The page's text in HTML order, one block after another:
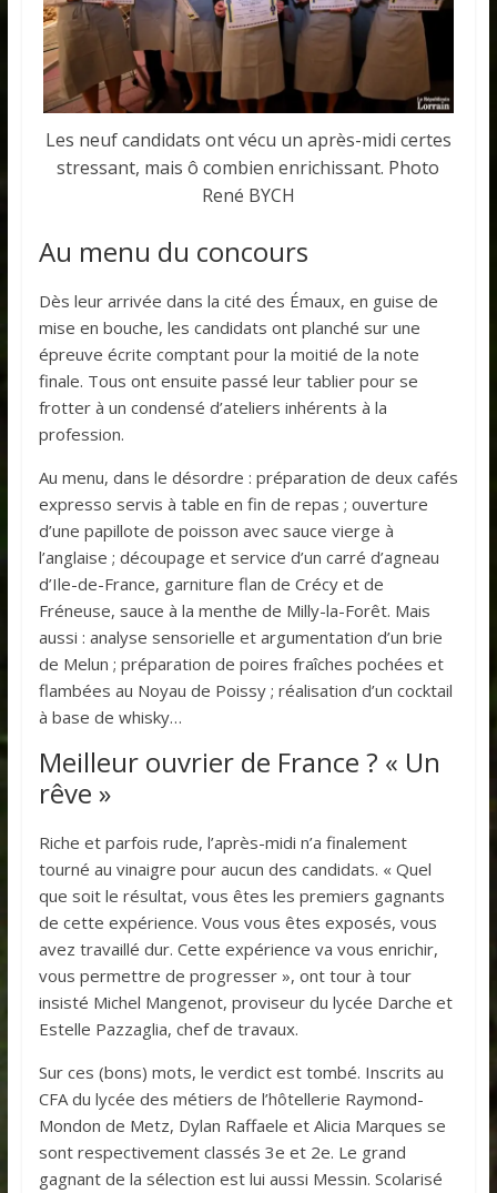
Les neuf candidats ont vécu un après-midi certes
stressant, mais ô combien enrichissant. Photo
René BYCH
Au menu du concours
Dès leur arrivée dans la cité des Émaux, en guise de
mise en bouche, les candidats ont planché sur une
épreuve écrite comptant pour la moitié de la note
finale. Tous ont ensuite passé leur tablier pour se
frotter à un condensé d’ateliers inhérents à la
profession.
Au menu, dans le désordre : préparation de deux cafés
expresso servis à table en fin de repas ; ouverture
d’une papillote de poisson avec sauce vierge à
l’anglaise ; découpage et service d’un carré d’agneau
d’Ile-de-France, garniture flan de Crécy et de
Fréneuse, sauce à la menthe de Milly-la-Forêt. Mais
aussi : analyse sensorielle et argumentation d’un brie
de Melun ; préparation de poires fraîches pochées et
flambées au Noyau de Poissy ; réalisation d’un cocktail
à base de whisky…
Meilleur ouvrier de France ? « Un
rêve »
Riche et parfois rude, l’après-midi n’a finalement
tourné au vinaigre pour aucun des candidats. « Quel
que soit le résultat, vous êtes les premiers gagnants
de cette expérience. Vous vous êtes exposés, vous
avez travaillé dur. Cette expérience va vous enrichir,
vous permettre de progresser », ont tour à tour
insisté Michel Mangenot, proviseur du lycée Darche et
Estelle Pazzaglia, chef de travaux.
Sur ces (bons) mots, le verdict est tombé. Inscrits au
CFA du lycée des métiers de l’hôtellerie Raymond-
Mondon de Metz, Dylan Raffaele et Alicia Marques se
sont respectivement classés 3e et 2e. Le grand
gagnant de la sélection est lui aussi Messin. Scolarisé